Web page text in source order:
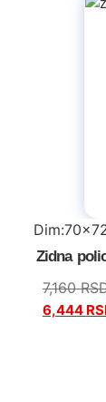
Zidna
7,160
6,444